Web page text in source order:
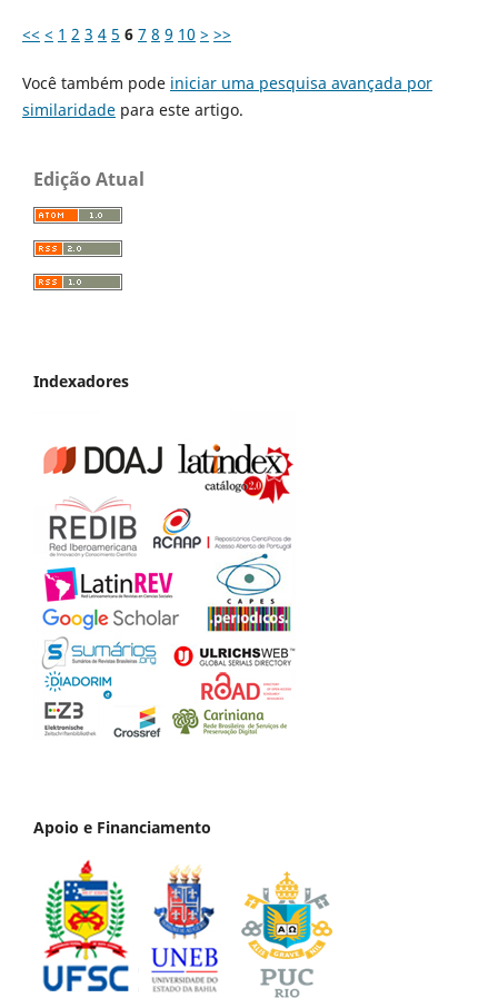
<< < 1 2 3 4 5 6 7 8 9 10 > >>
Você também pode iniciar uma pesquisa avançada por
similaridadepara este artigo.
Edição Atual
Indexadores
Apoio e Financiamento